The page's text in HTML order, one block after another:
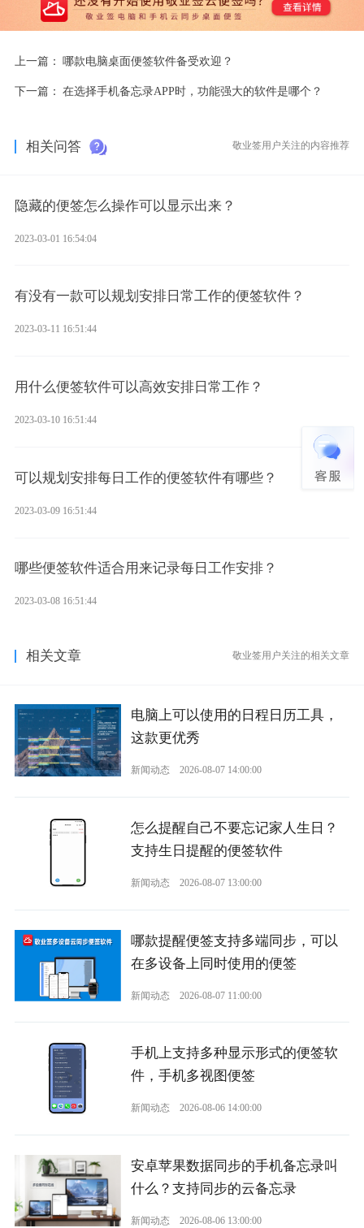
上一篇： 哪款电脑桌面便签软件备受欢迎？
下一篇： 在选择手机备忘录APP时，功能强大的软件是哪个？
相关问答 敬业签用户关注的内容推荐
隐藏的便签怎么操作可以显示出来？
2023-03-01 16:54:04
有没有一款可以规划安排日常工作的便签软件？
2023-03-11 16:51:44
用什么便签软件可以高效安排日常工作？
2023-03-10 16:51:44
可以规划安排每日工作的便签软件有哪些？
2023-03-09 16:51:44
哪些便签软件适合用来记录每日工作安排？
2023-03-08 16:51:44
相关文章 敬业签用户关注的相关文章
电脑上可以使用的日程日历工具，
这款更优秀
新闻动态 2026-08-07 14:00:00
怎么提醒自己不要忘记家人生日？
支持生日提醒的便签软件
新闻动态 2026-08-07 13:00:00
哪款提醒便签支持多端同步，可以
在多设备上同时使用的便签
新闻动态 2026-08-07 11:00:00
手机上支持多种显示形式的便签软
件，手机多视图便签
新闻动态 2026-08-06 14:00:00
安卓苹果数据同步的手机备忘录叫
什么？支持同步的云备忘录
新闻动态 2026-08-06 13:00:00